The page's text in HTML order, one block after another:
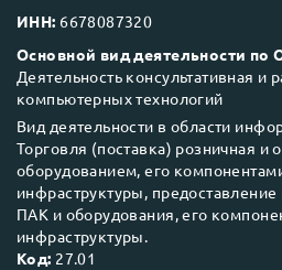
ИНН: 6678087320
Основной вид деятельности по
Деятельность консультативная и
компьютерных технологий
Вид деятельности в области
Торговля (поставка) розничная и
оборудованием, его
инфраструктуры, предоставление
ПАК и оборудования, его
инфраструктуры.
Код: 27.01